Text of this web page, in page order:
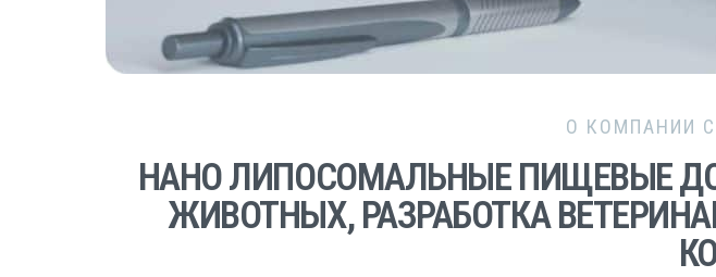
О КОМПАНИИ
НАНО ЛИПОСОМАЛЬНЫЕ ПИЩЕВЫЕ
ЖИВОТНЫХ, РАЗРАБОТКА